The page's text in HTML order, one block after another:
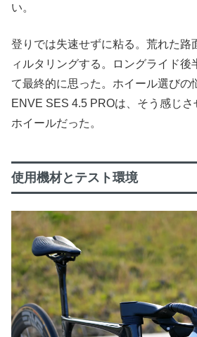
い。
登りでは失速せずに粘る。荒れた路
ィルタリングする。ロングライド後
て最終的に思った。ホイール選びの
ENVE SES 4.5 PROは、そう感じさ
ホイールだった。
使用機材とテスト環境